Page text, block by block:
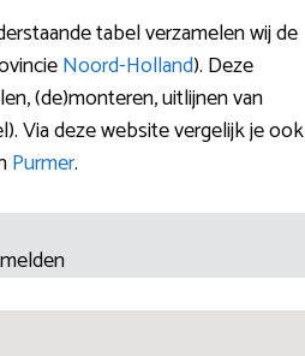
tabel verzamelen wij de
Noord-Holland). Deze
(de)monteren, uitlijnen van
Via deze website vergelijk je ook
Purmer.